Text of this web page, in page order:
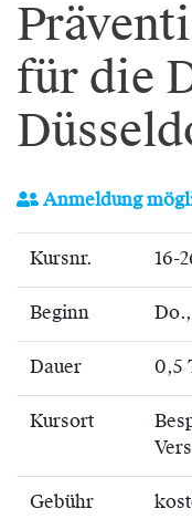
für die
Anmeldung
Kursnr. 16-
Beginn Do.
Dauer 0,5
Kursort
Gebühr